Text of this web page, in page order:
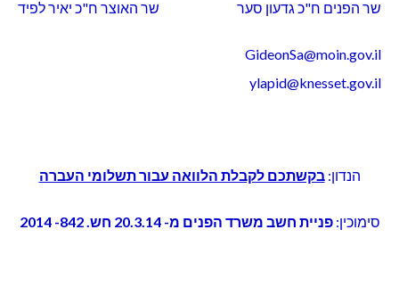
שר הפנים ח"כ גדעון סער שר האוצר ח"כ יאיר לפיד
GideonSa@moin.gov.il
ylapid@knesset.gov.il
הנדון:בקשתכם לקבלת הלוואה עבור תשלומי העברה
סימוכין:פניית חשב משרד הפנים מ- 20.3.14 חש. 842- 2014